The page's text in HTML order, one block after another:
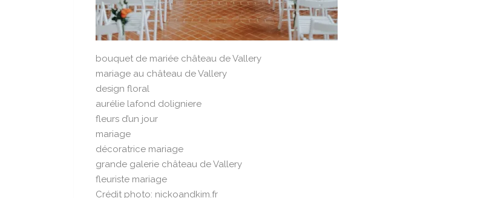
bouquet de mariée château de Vallery
mariage au château de Vallery
design floral
aurélie lafond doligniere
fleurs d’un jour
mariage
décoratrice mariage
grande galerie château de Vallery
fleuriste mariage
Crédit photo: nickoandkim.fr